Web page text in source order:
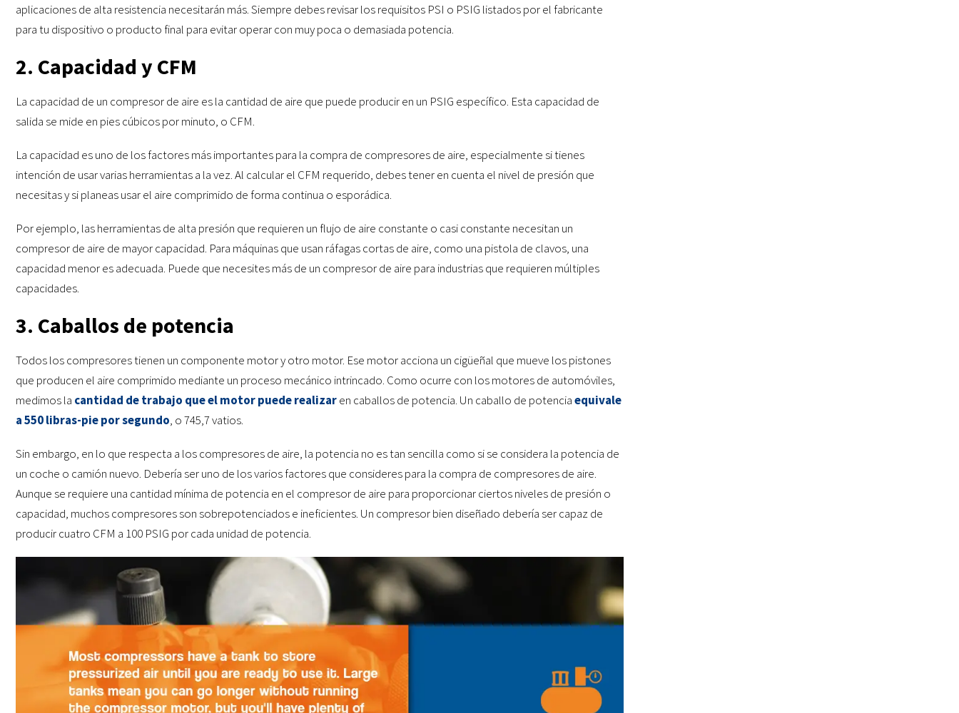
aplicaciones de alta resistencia necesitarán más. Siempre debes revisar los requisitos PSI o PSIG listados por el fabricante
para tu dispositivo o producto final para evitar operar con muy poca o demasiada potencia.
2. Capacidad y CFM
La capacidad de un compresor de aire es la cantidad de aire que puede producir en un PSIG específico. Esta capacidad de
salida se mide en pies cúbicos por minuto, o CFM.
La capacidad es uno de los factores más importantes para la compra de compresores de aire, especialmente si tienes
intención de usar varias herramientas a la vez. Al calcular el CFM requerido, debes tener en cuenta el nivel de presión que
necesitas y si planeas usar el aire comprimido de forma continua o esporádica.
Por ejemplo, las herramientas de alta presión que requieren un flujo de aire constante o casi constante necesitan un
compresor de aire de mayor capacidad. Para máquinas que usan ráfagas cortas de aire, como una pistola de clavos, una
capacidad menor es adecuada. Puede que necesites más de un compresor de aire para industrias que requieren múltiples
capacidades.
3. Caballos de potencia
Todos los compresores tienen un componente motor y otro motor. Ese motor acciona un cigüeñal que mueve los pistones
que producen el aire comprimido mediante un proceso mecánico intrincado. Como ocurre con los motores de automóviles,
medimos la cantidad de trabajo que el motor puede realizaren caballos de potencia. Un caballo de potenciaequivale
a 550 libras-pie por segundo, o 745,7 vatios.
Sin embargo, en lo que respecta a los compresores de aire, la potencia no es tan sencilla como si se considera la potencia de
un coche o camión nuevo. Debería ser uno de los varios factores que consideres para la compra de compresores de aire.
Aunque se requiere una cantidad mínima de potencia en el compresor de aire para proporcionar ciertos niveles de presión o
capacidad, muchos compresores son sobrepotenciados e ineficientes. Un compresor bien diseñado debería ser capaz de
producir cuatro CFM a 100 PSIG por cada unidad de potencia.